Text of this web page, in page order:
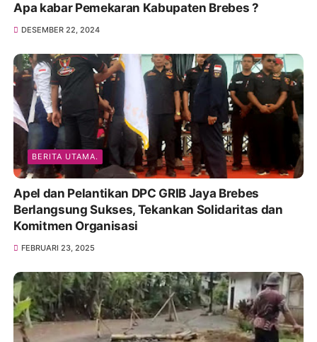
Apa kabar Pemekaran Kabupaten Brebes ?
DESEMBER 22, 2024
BERITA UTAMA.
Apel dan Pelantikan DPC GRIB Jaya Brebes
Berlangsung Sukses, Tekankan Solidaritas dan
Komitmen Organisasi
FEBRUARI 23, 2025